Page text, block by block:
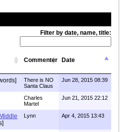
Filter by date, name, title:
Commenter Date
There is NO
Santa Claus
Jun 28, 2015 08:39
Charles
Martel
Jun 21, 2015 22:12
Lynn Apr 4, 2015 13:43